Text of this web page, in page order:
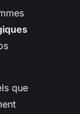
que